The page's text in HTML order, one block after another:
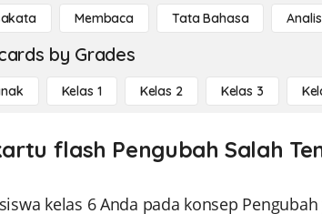
Membaca Tata Bahasa
by Grades
Kelas 1 Kelas 2 Kelas 3
flash Pengubah Salah
kelas 6 Anda pada konsep